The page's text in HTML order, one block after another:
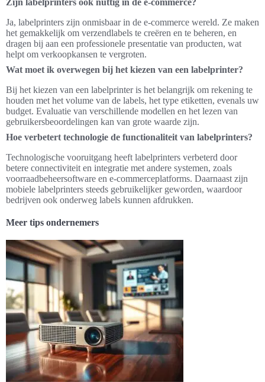
Zijn labelprinters ook nuttig in de e-commerce?
Ja, labelprinters zijn onmisbaar in de e-commerce wereld. Ze maken
het gemakkelijk om verzendlabels te creëren en te beheren, en
dragen bij aan een professionele presentatie van producten, wat
helpt om verkoopkansen te vergroten.
Wat moet ik overwegen bij het kiezen van een labelprinter?
Bij het kiezen van een labelprinter is het belangrijk om rekening te
houden met het volume van de labels, het type etiketten, evenals uw
budget. Evaluatie van verschillende modellen en het lezen van
gebruikersbeoordelingen kan van grote waarde zijn.
Hoe verbetert technologie de functionaliteit van labelprinters?
Technologische vooruitgang heeft labelprinters verbeterd door
betere connectiviteit en integratie met andere systemen, zoals
voorraadbeheersoftware en e-commerceplatforms. Daarnaast zijn
mobiele labelprinters steeds gebruikelijker geworden, waardoor
bedrijven ook onderweg labels kunnen afdrukken.
Meer tips ondernemers